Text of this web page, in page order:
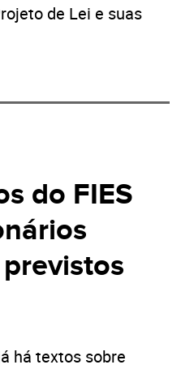
de Lei e suas
do FIES
há textos sobre